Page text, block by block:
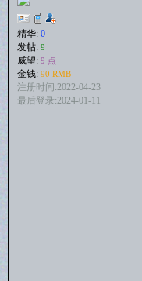
精华: 0
发帖: 9
威望: 9 点
金钱: 90 RMB
注册时间:2022-04-23
最后登录:2024-01-11